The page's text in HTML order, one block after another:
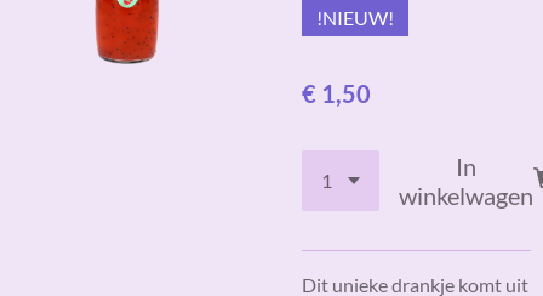
!NIEUW!
€ 1,50
In
winkelwagen
Dit unieke drankje komt uit